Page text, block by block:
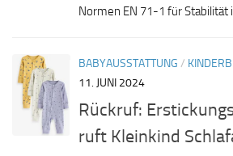
Normen EN 71-1 für Stabilität
BABYAUSSTATTUNG /
11. JUNI 2024
Rückruf:
ruft Kleinkind